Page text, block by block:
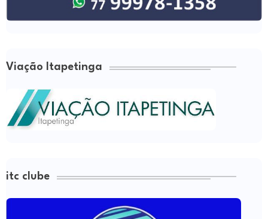
Viação Itapetinga
itc clube